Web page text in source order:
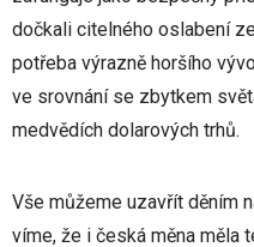
dočkali citelného oslabení
potřeba výrazně horšího
ve srovnání se zbytkem
medvědích dolarových trhů.
Vše můžeme uzavřít děním
víme, že i česká měna měla